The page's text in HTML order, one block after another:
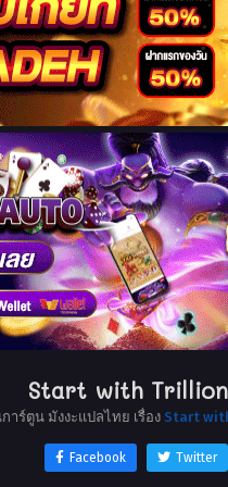
Start with
าร์ตูน มังงะแปลไทย เรื่อง Start
Facebook Twitter